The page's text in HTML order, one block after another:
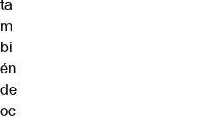
ta
m
bi
én
de
oc